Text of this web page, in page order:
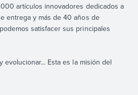
artículos innovadores dedicados a
entrega y más de 40 años de
satisfacer sus principales
evolucionar... Esta es la misión del